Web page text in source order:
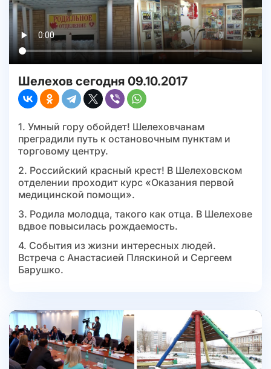
Шелехов сегодня 09.10.2017
1. Умный гору обойдет! Шелеховчанам
преградили путь к остановочным пунктам и
торговому центру.
2. Российский красный крест! В Шелеховском
отделении проходит курс «Оказания первой
медицинской помощи».
3. Родила молодца, такого как отца. В Шелехове
вдвое повысилась рождаемость.
4. События из жизни интересных людей.
Встреча с Анастасией Пляскиной и Сергеем
Барушко.